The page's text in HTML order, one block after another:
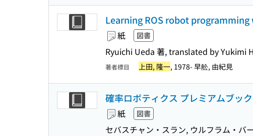
Learning ROS robot
紙 図書
Ryuichi Ueda 著, translated by Yukimi
著者標目 上田, 隆一, 1978- 早舩, 由紀見
確率ロボティクス プレミアムブッ
紙 図書
セバスチャン・スラン, ウルフラム・バ